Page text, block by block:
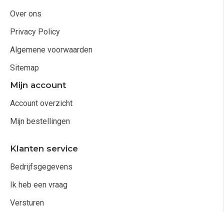
Over ons
Privacy Policy
Algemene voorwaarden
Sitemap
Mijn account
Account overzicht
Mijn bestellingen
Klanten service
Bedrijfsgegevens
Ik heb een vraag
Versturen